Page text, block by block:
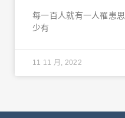
每一百人就有一人罹患
少有
11 11 月, 2022